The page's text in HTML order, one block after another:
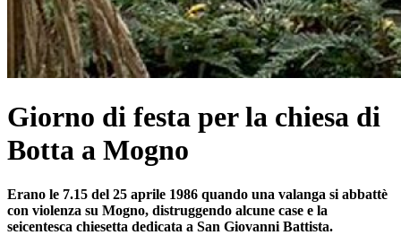
Giorno di festa per la chiesa di
Botta a Mogno
Erano le 7.15 del 25 aprile 1986 quando una valanga si abbattè
con violenza su Mogno, distruggendo alcune case e la
seicentesca chiesetta dedicata a San Giovanni Battista.